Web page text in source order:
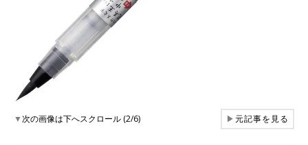
▼次の画像は下へスクロール (2/6) ▶元記事を見る